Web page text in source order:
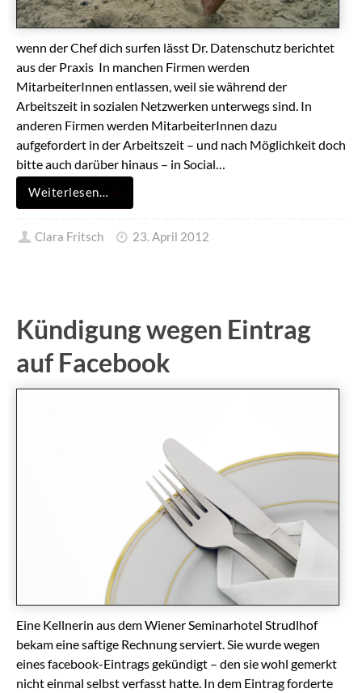
wenn der Chef dich surfen lässt Dr. Datenschutz berichtet
aus der Praxis In manchen Firmen werden
MitarbeiterInnen entlassen, weil sie während der
Arbeitszeit in sozialen Netzwerken unterwegs sind. In
anderen Firmen werden MitarbeiterInnen dazu
aufgefordert in der Arbeitszeit – und nach Möglichkeit doch
bitte auch darüber hinaus – in Social…
Weiterlesen…
Clara Fritsch 23. April 2012
Kündigung wegen Eintrag
auf Facebook
Eine Kellnerin aus dem Wiener Seminarhotel Strudlhof
bekam eine saftige Rechnung serviert. Sie wurde wegen
eines facebook-Eintrags gekündigt – den sie wohl gemerkt
nicht einmal selbst verfasst hatte. In dem Eintrag forderte